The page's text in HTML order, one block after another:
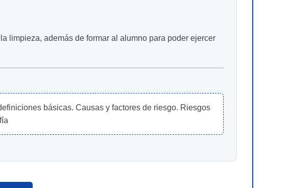
limpieza, además de formar al alumno para poder ejercer
básicas. Causas y factores de riesgo. Riesgos